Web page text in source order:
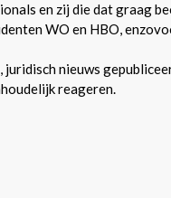
en zij die dat graag
WO en HBO,
nieuws
reageren.